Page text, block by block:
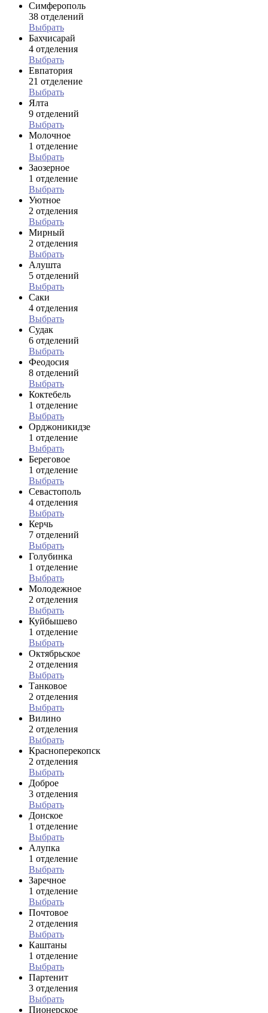
Симферополь
38 отделений
Выбрать
Бахчисарай
4 отделения
Выбрать
Евпатория
21 отделение
Выбрать
Ялта
9 отделений
Выбрать
Молочное
1 отделение
Выбрать
Заозерное
1 отделение
Выбрать
Уютное
2 отделения
Выбрать
Мирный
2 отделения
Выбрать
Алушта
5 отделений
Выбрать
Саки
4 отделения
Выбрать
Судак
6 отделений
Выбрать
Феодосия
8 отделений
Выбрать
Коктебель
1 отделение
Выбрать
Орджоникидзе
1 отделение
Выбрать
Береговое
1 отделение
Выбрать
Севастополь
4 отделения
Выбрать
Керчь
7 отделений
Выбрать
Голубинка
1 отделение
Выбрать
Молодежное
2 отделения
Выбрать
Куйбышево
1 отделение
Выбрать
Октябрьское
2 отделения
Выбрать
Танковое
2 отделения
Выбрать
Вилино
2 отделения
Выбрать
Красноперекопск
2 отделения
Выбрать
Доброе
3 отделения
Выбрать
Донское
1 отделение
Выбрать
Алупка
1 отделение
Выбрать
Заречное
1 отделение
Выбрать
Почтовое
2 отделения
Выбрать
Каштаны
1 отделение
Выбрать
Партенит
3 отделения
Выбрать
Пионерское